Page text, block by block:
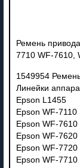
Ремень
7710 WF-7610,
1549954
Линейки
Epson L1455
Epson WF-7110
Epson WF-7610
Epson WF-7620
Epson WF-7720
Epson WF-7710